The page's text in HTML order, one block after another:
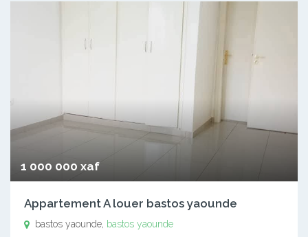
1 000 000 xaf
Appartement A louer bastos yaounde
bastos yaounde, bastos yaounde